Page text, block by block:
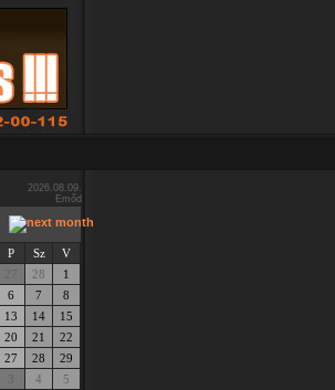
2026.08.09.
Emőd
P Sz
V
28
1
6 7
8
13 14
15
20 21
22
27 28
29
4 5